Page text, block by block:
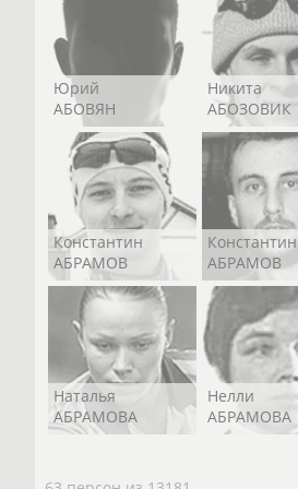
Юрий
АБОВЯН
Никита
АБОЗОВИК
Константин
АБРАМОВ
Константин
АБРАМОВ
Наталья
АБРАМОВА
Нелли
АБРАМОВА